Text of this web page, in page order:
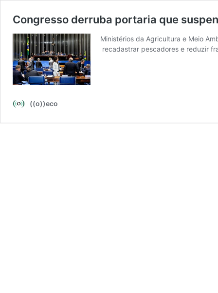
Congresso derruba portaria que
Ministérios da Agricultura e Meio
recadastrar pescadores e reduzir
((o))eco